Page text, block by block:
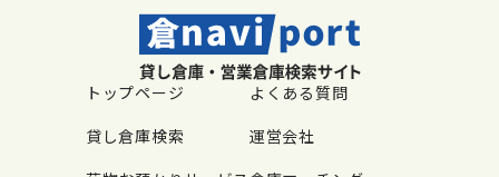
トップページ
貸し倉庫検索
よくある質問
運営会社